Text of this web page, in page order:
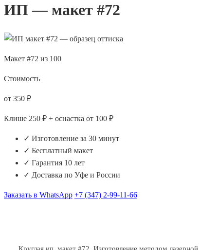
ИП — макет #72
Макет #72 из 100
Стоимость
от 350 ₽
Клише 250 ₽ + оснастка от 100 ₽
✓ Изготовление за 30 минут
✓ Бесплатный макет
✓ Гарантия 10 лет
✓ Доставка по Уфе и России
Заказать в WhatsApp +7 (347) 2-99-11-66